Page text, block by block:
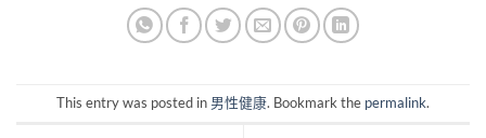
This entry was posted in 男性健康. Bookmark the permalink.